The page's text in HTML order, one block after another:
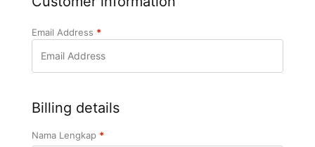
Email Address *
Billing details
Nama Lengkap *